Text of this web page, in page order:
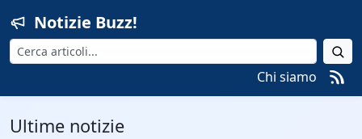
Notizie Buzz!
Cerca
Chi siamo
Ultime notizie